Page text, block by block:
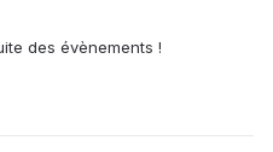
des évènements !